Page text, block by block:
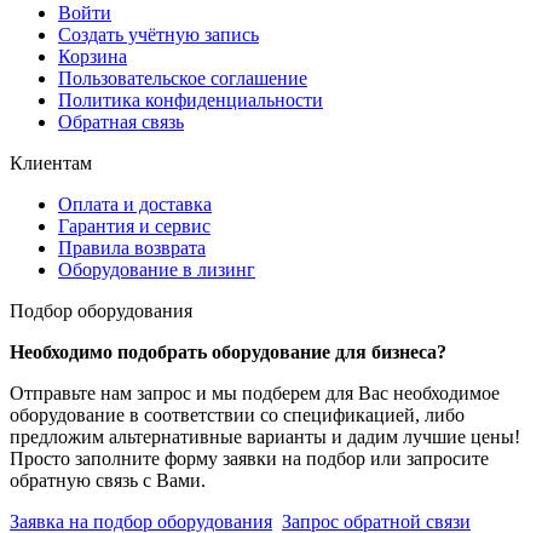
Войти
Создать учётную запись
Корзина
Пользовательское соглашение
Политика конфиденциальности
Обратная связь
Клиентам
Оплата и доставка
Гарантия и сервис
Правила возврата
Оборудование в лизинг
Подбор оборудования
Необходимо подобрать оборудование для бизнеса?
Отправьте нам запрос и мы подберем для Вас необходимое
оборудование в соответствии со спецификацией, либо
предложим альтернативные варианты и дадим лучшие цены!
Просто заполните форму заявки на подбор или запросите
обратную связь с Вами.
Заявка на подбор оборудования Запрос обратной связи